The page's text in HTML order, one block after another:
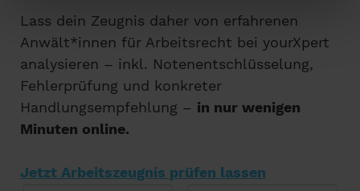
Lass dein Zeugnis daher von erfahrenen
Anwält*innen für Arbeitsrecht bei yourXpert
analysieren – inkl. Notenentschlüsselung,
Fehlerprüfung und konkreter
Handlungsempfehlung – in nur wenigen
Minuten online.
Jetzt Arbeitszeugnis prüfen lassen